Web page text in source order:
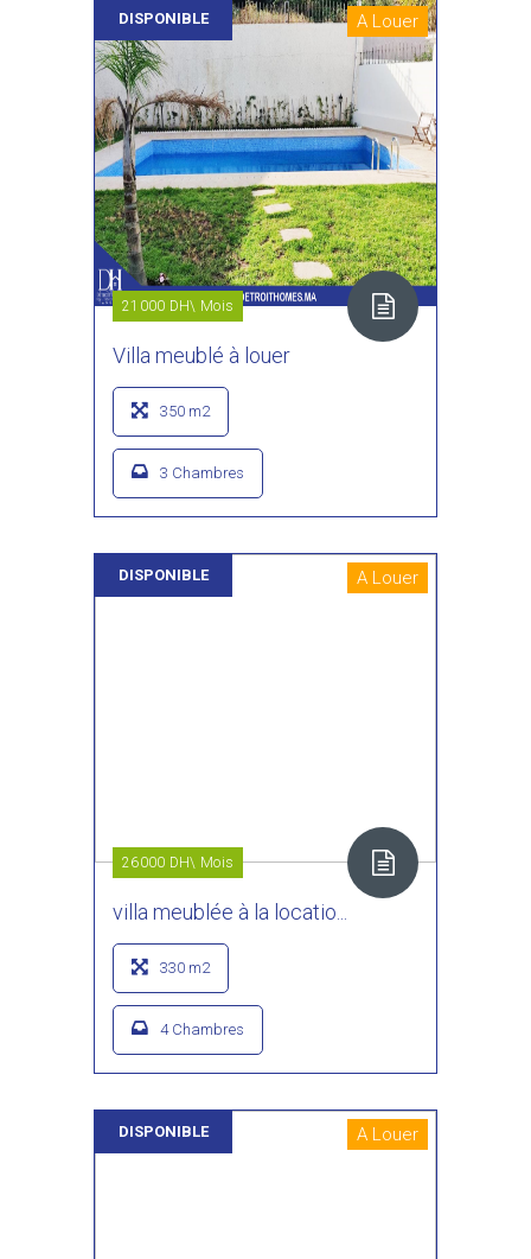
DISPONIBLE A Louer
21000 DH\ Mois
Villa meublé à louer
350 m2
3 Chambres
DISPONIBLE A Louer
26000 DH\ Mois
villa meublée à la locatio...
330 m2
4 Chambres
DISPONIBLE A Louer